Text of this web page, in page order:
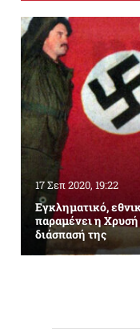
17 Σεπ 2020, 19:22
Εγκληματικό,
παραμένει η
διάσπασή της